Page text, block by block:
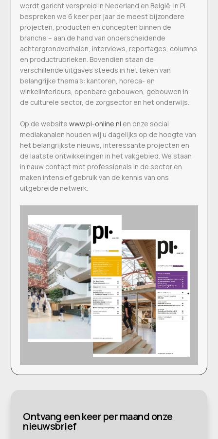
wordt gericht verspreid in Nederland en België. In Pi
bespreken we 6 keer per jaar de meest bijzondere
projecten, producten en concepten binnen de
branche – aan de hand van onderscheidende
achtergrondverhalen, interviews, reportages, columns
en productrubrieken. Bovendien staan de
verschillende uitgaves steeds in het teken van
belangrijke thema’s: kantoren, horeca- en
winkelinterieurs, openbare gebouwen, gebouwen in
de culturele sector, de zorgsector en het onderwijs.
Op de websitewww.pi-online.nl en onze social
mediakanalen houden wij u dagelijks op de hoogte van
het belangrijkste nieuws, interessante projecten en
de laatste ontwikkelingen in het vakgebied. We staan
in nauw contact met professionals in de sector en
maken intensief gebruik van de kennis van ons
uitgebreide netwerk.
Ontvang een keer per maand onze
nieuwsbrief